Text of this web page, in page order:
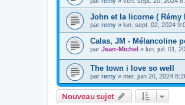
John et la licorne ( Rémy
par remy » lun. sept. 02, 2024
Calas, JM - Mélancoline
par Jean-Michel » lun. juil. 01,
The town i love so well
par remy » mer. juin 26, 2024
Nouveau sujet